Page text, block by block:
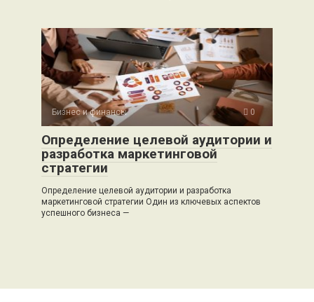
Бизнес и финансы 0
Определение целевой аудитории и
разработка маркетинговой
стратегии
Определение целевой аудитории и разработка
маркетинговой стратегии Один из ключевых аспектов
успешного бизнеса —